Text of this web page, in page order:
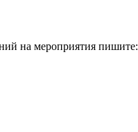
на мероприятия пишите: